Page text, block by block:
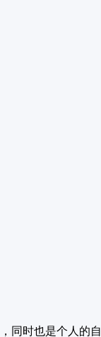
同时也是个人的